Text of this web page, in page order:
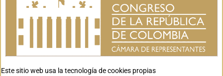
Instagram_@CamaraColombia
X_@CamaraColombia
Youtube_@CamaraColombia
Este sitio web usa la tecnología de cookies propias